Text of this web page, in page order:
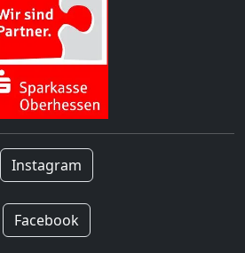
Instagram
Facebook